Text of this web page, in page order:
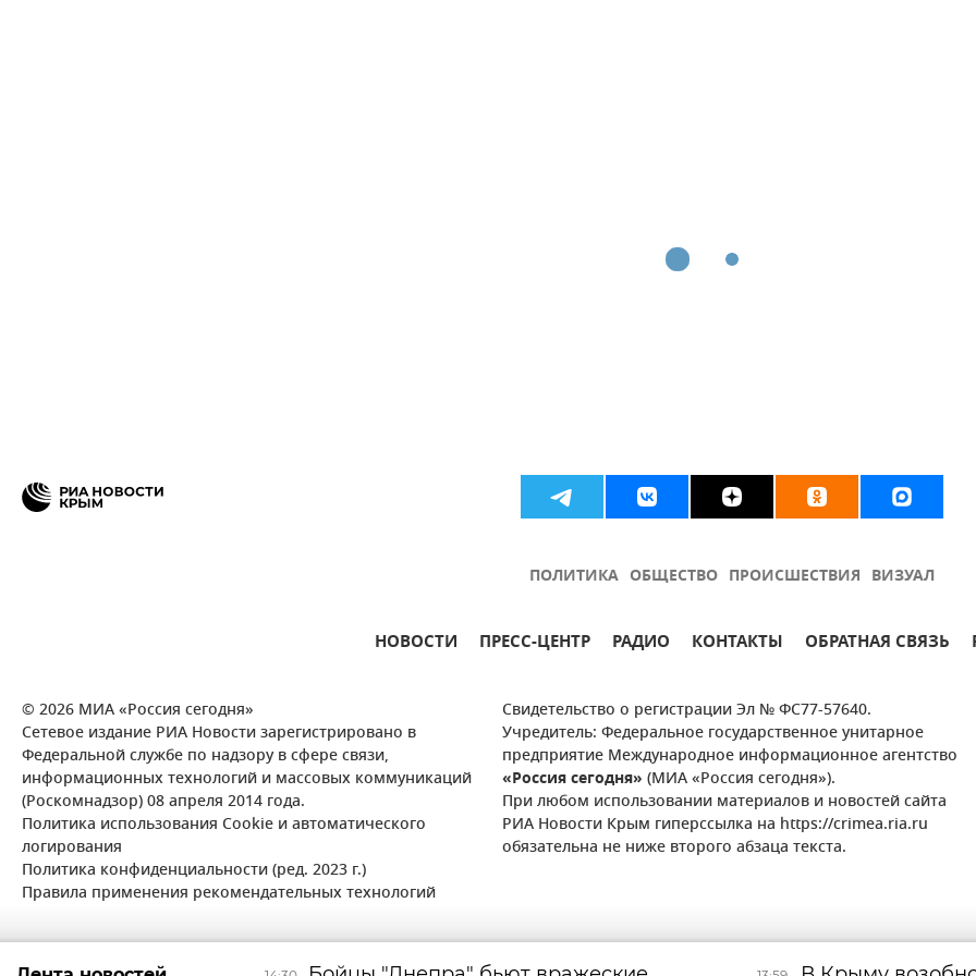
ПОЛИТИКА ОБЩЕСТВО ПРОИСШЕСТВИЯ ВИЗУАЛ
НОВОСТИ ПРЕСС-ЦЕНТР РАДИО КОНТАКТЫ ОБРАТНАЯ СВЯЗЬ
© 2026 МИА «Россия сегодня»
Сетевое издание РИА Новости зарегистрировано в
Федеральной службе по надзору в сфере связи,
информационных технологий и массовых коммуникаций
(Роскомнадзор) 08 апреля 2014 года.
Политика использования Cookie и автоматического
логирования
Политика конфиденциальности (ред. 2023 г.)
Правила применения рекомендательных технологий
Свидетельство о регистрации Эл № ФС77-57640.
Учредитель: Федеральное государственное унитарное
предприятие Международное информационное агентство
«Россия сегодня» (МИА «Россия сегодня»).
При любом использовании материалов и новостей сайта
РИА Новости Крым гиперссылка на https://crimea.ria.ru
обязательна не ниже второго абзаца текста.